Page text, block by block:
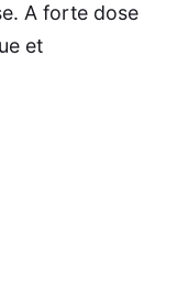
A forte dose
et